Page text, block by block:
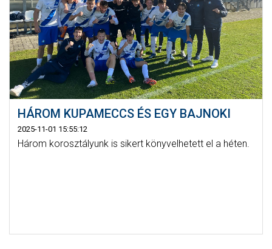
HÁROM KUPAMECCS ÉS EGY BAJNOKI
2025-11-01 15:55:12
Három korosztályunk is sikert könyvelhetett el a héten.